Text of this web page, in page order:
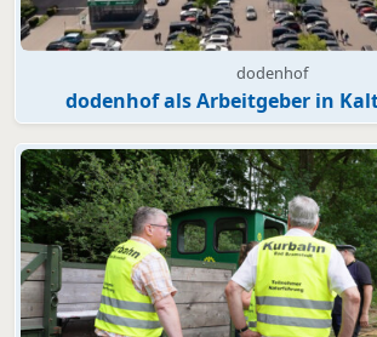
dodenhof
dodenhof als Arbeitgeber in